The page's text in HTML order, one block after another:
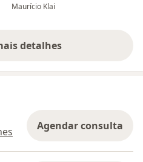
Maurício Klai
detalhes
sobre a experiência
Agendar consulta